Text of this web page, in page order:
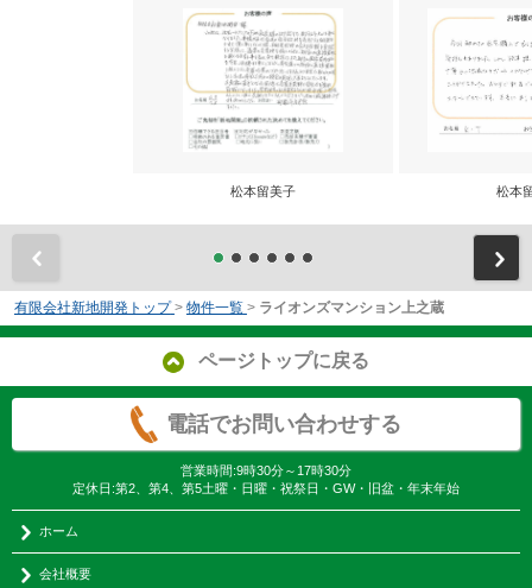
松本留美子 松本
有限会社新地開発トップ > 物件一覧 > ライオンズマンション上之蔵
ページトップに戻る
電話でお問い合わせする
営業時間:9時30分～17時30分
定休日:第2、第4、第5土曜・日曜・祝祭日・GW・旧盆・年末年始
ホーム
会社概要